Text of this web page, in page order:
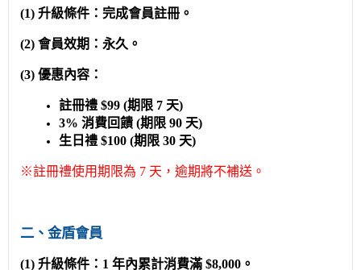
(1) 升級條件：完成會員註冊。
(2) 會員效期：永久。
(3) 優惠內容：
註冊禮 $99 (期限 7 天)
3% 消費回饋 (期限 90 天)
生日禮 $100 (期限 30 天)
※註冊禮使用期限為 7 天，逾期將不補送。
二、金盾會員
(1) 升級條件：1 年內累計消費滿 $8,000。